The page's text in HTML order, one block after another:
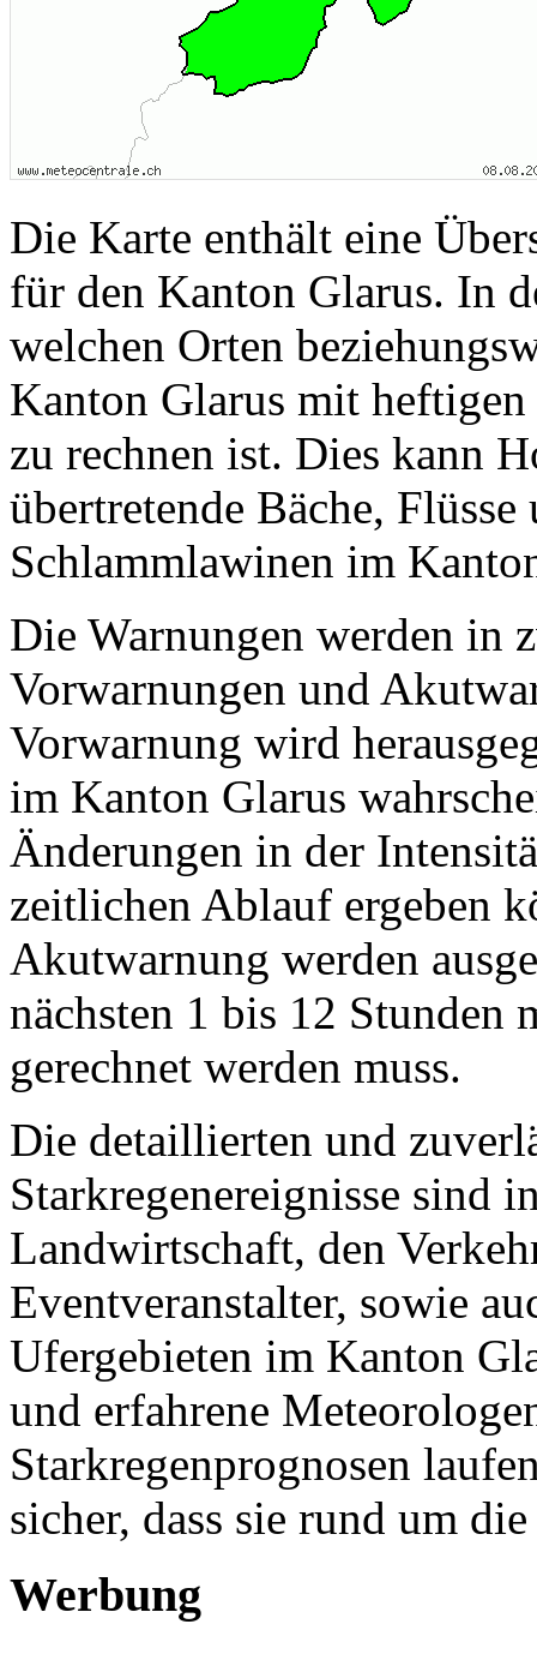
Die Karte enthält eine
für den Kanton Glarus. In
welchen Orten
Kanton Glarus mit
zu rechnen ist. Dies kann
übertretende Bäche,
Schlammlawinen im
Die Warnungen werden in
Vorwarnungen und
Vorwarnung wird
im Kanton Glarus
Änderungen in der
zeitlichen Ablauf ergeben
Akutwarnung werden
nächsten 1 bis 12 Stunden
gerechnet werden muss.
Die detaillierten und
Starkregenereignisse sind
Landwirtschaft, den
Eventveranstalter, sowie
Ufergebieten im Kanton
und erfahrene
Starkregenprognosen
sicher, dass sie rund um
Werbung